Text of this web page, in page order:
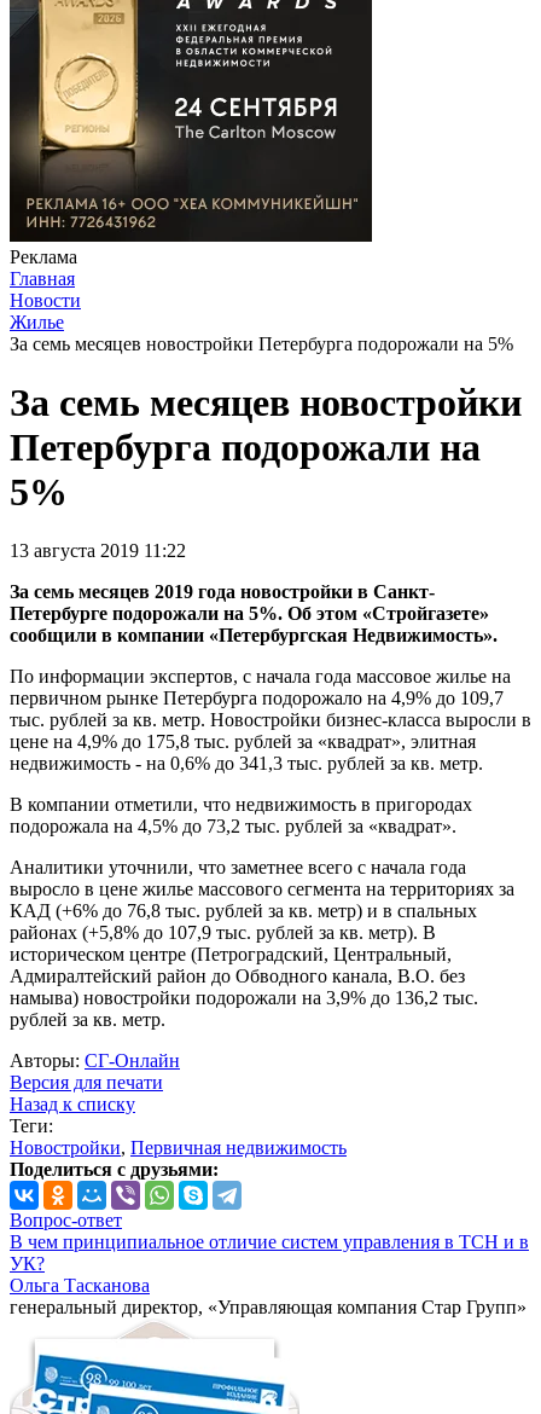
Реклама
Главная
Новости
Жилье
За семь месяцев новостройки Петербурга подорожали на 5%
За семь месяцев новостройки
Петербурга подорожали на
5%
13 августа 2019 11:22
За семь месяцев 2019 года новостройки в Санкт-
Петербурге подорожали на 5%. Об этом «Стройгазете»
сообщили в компании «Петербургская Недвижимость».
По информации экспертов, с начала года массовое жилье на
первичном рынке Петербурга подорожало на 4,9% до 109,7
тыс. рублей за кв. метр. Новостройки бизнес-класса выросли в
цене на 4,9% до 175,8 тыс. рублей за «квадрат», элитная
недвижимость - на 0,6% до 341,3 тыс. рублей за кв. метр.
В компании отметили, что недвижимость в пригородах
подорожала на 4,5% до 73,2 тыс. рублей за «квадрат».
Аналитики уточнили, что заметнее всего с начала года
выросло в цене жилье массового сегмента на территориях за
КАД (+6% до 76,8 тыс. рублей за кв. метр) и в спальных
районах (+5,8% до 107,9 тыс. рублей за кв. метр). В
историческом центре (Петроградский, Центральный,
Адмиралтейский район до Обводного канала, В.О. без
намыва) новостройки подорожали на 3,9% до 136,2 тыс.
рублей за кв. метр.
Авторы: СГ-Онлайн
Версия для печати
Назад к списку
Теги:
Новостройки, Первичная недвижимость
Поделиться с друзьями:
Вопрос-ответ
В чем принципиальное отличие систем управления в ТСН и в
УК?
Ольга Тасканова
генеральный директор, «Управляющая компания Стар Групп»